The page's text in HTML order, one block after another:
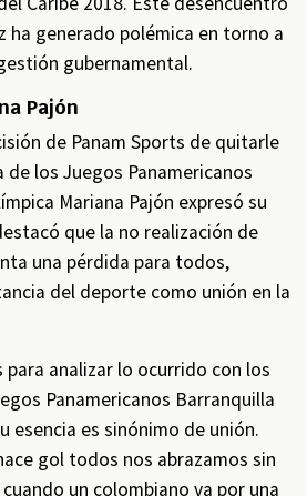
ha generado polémica en torno a
gubernamental.
Pajón
de Panam Sports de quitarle
de los Juegos Panamericanos
Mariana Pajón expresó su
que la no realización de
una pérdida para todos,
del deporte como unión en la
para analizar lo ocurrido con los
Panamericanos Barranquilla
esencia es sinónimo de unión.
gol todos nos abrazamos sin
un colombiano va por una